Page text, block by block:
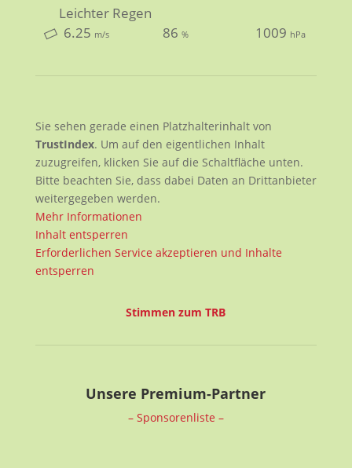
Leichter Regen
6.25 m/s 86% 1009 hPa
Sie sehen gerade einen Platzhalterinhalt von
TrustIndex. Um auf den eigentlichen Inhalt
zuzugreifen, klicken Sie auf die Schaltfläche unten.
Bitte beachten Sie, dass dabei Daten an Drittanbieter
weitergegeben werden.
Mehr Informationen
Inhalt entsperren
Erforderlichen Service akzeptieren und Inhalte
entsperren
Stimmen zum TRB
Unsere Premium-Partner
– Sponsorenliste –